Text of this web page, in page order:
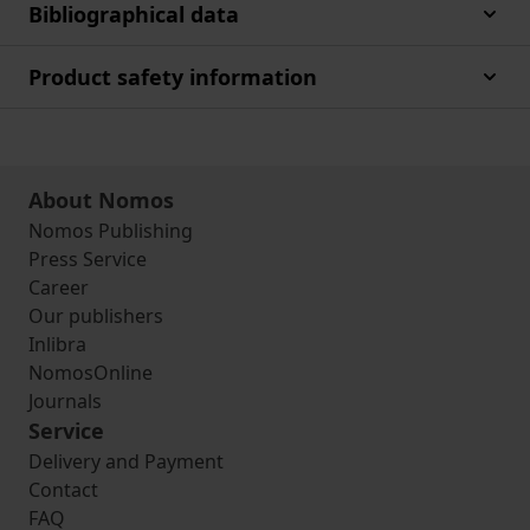
Bibliographical data
Product safety information
About Nomos
Nomos Publishing
Press Service
Career
Our publishers
Inlibra
NomosOnline
Journals
Service
Delivery and Payment
Contact
FAQ